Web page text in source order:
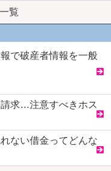
覧
で破産者情報を一般
請求…注意すべきホス
ない借金ってどんな